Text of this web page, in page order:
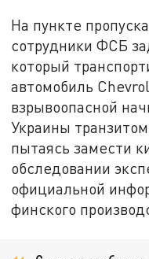
На пункте
сотрудники ФСБ
который
автомобиль
взрывоопасной
Украины
пытаясь замести
обследовании
официальной
финского